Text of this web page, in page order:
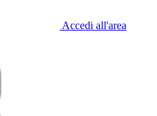
Accedi all'area